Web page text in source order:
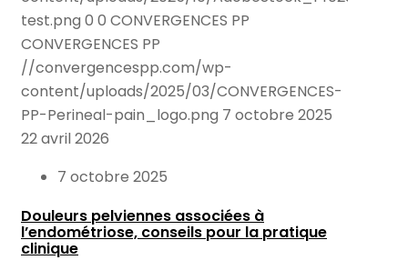
test.png 0 0 CONVERGENCES PP
CONVERGENCES PP
//convergencespp.com/wp-
content/uploads/2025/03/CONVERGENCES-
PP-Perineal-pain_logo.png 7 octobre 2025
22 avril 2026
7 octobre 2025
Douleurs pelviennes associées à
l’endométriose, conseils pour la pratique
clinique